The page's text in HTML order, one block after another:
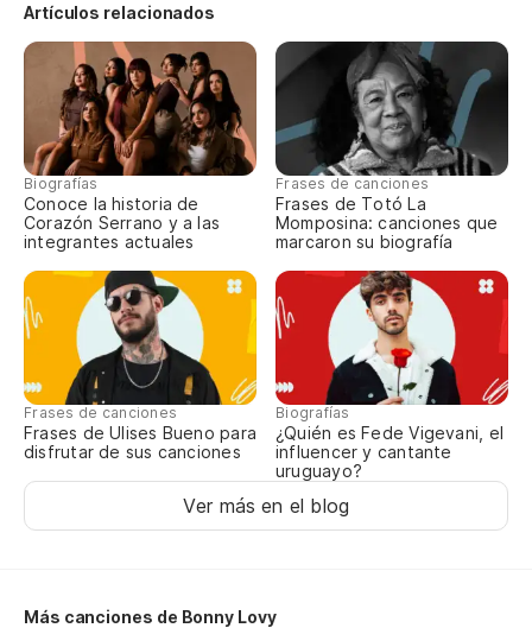
Artículos relacionados
Biografías
Conoce la historia de
Corazón Serrano y a las
integrantes actuales
Frases de canciones
Frases de Totó La
Momposina: canciones que
marcaron su biografía
Frases de canciones
Frases de Ulises Bueno para
disfrutar de sus canciones
Biografías
¿Quién es Fede Vigevani, el
influencer y cantante
uruguayo?
Ver más en el blog
Más canciones de Bonny Lovy